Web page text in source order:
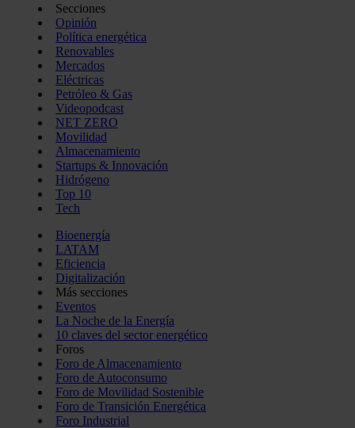
Secciones
Opinión
Política energética
Renovables
Mercados
Eléctricas
Petróleo & Gas
Videopodcast
NET ZERO
Movilidad
Almacenamiento
Startups & Innovación
Hidrógeno
Top 10
Tech
Bioenergía
LATAM
Eficiencia
Digitalización
Más secciones
Eventos
La Noche de la Energía
10 claves del sector energético
Foros
Foro de Almacenamiento
Foro de Autoconsumo
Foro de Movilidad Sostenible
Foro de Transición Energética
Foro Industrial